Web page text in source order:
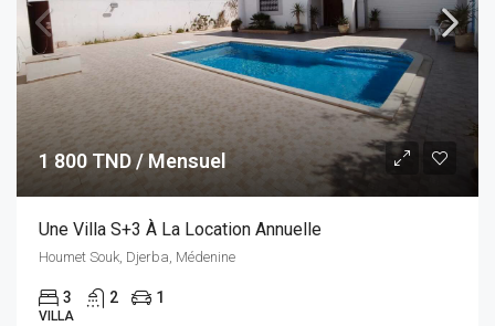
1 800 TND / Mensuel
Une Villa S+3 À La Location Annuelle
Houmet Souk, Djerba, Médenine
3 2 1
VILLA